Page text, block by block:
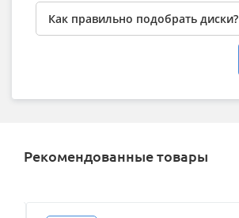
Как правильно подобрать диски?
Рекомендованные товары